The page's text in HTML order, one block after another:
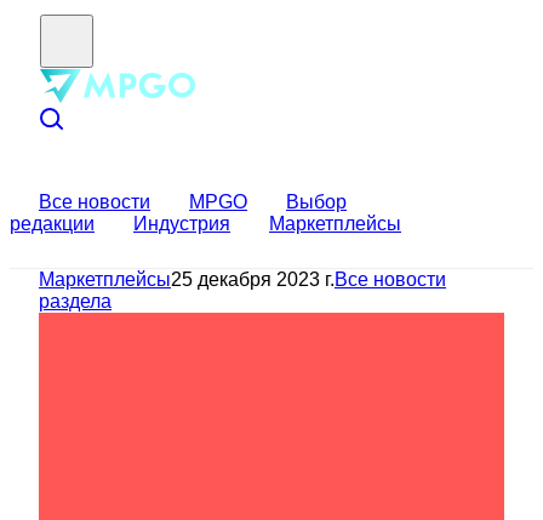
Все новости MPGO
Выбор
редакции
Индустрия Маркетплейсы
Маркетплейсы25 декабря 2023 г.Все новости
раздела